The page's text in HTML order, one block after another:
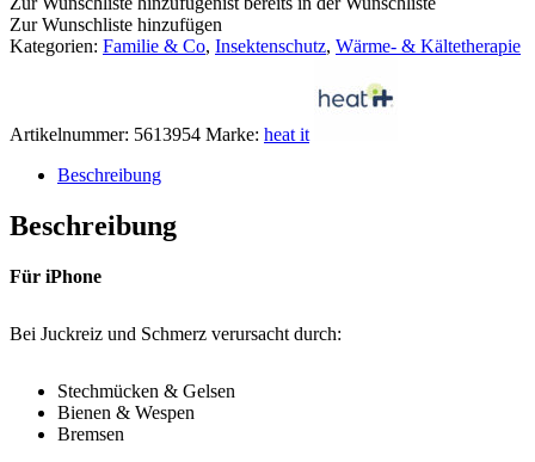
iPhone
Menge
Zur Wunschliste hinzufügen
Kategorien: Familie & Co, Insektenschutz, Wärme- & Kältetherapie
Artikelnummer: 5613954 Marke: heat it
Beschreibung
Beschreibung
Für iPhone
Bei Juckreiz und Schmerz verursacht durch:
Stechmücken & Gelsen
Bienen & Wespen
Bremsen